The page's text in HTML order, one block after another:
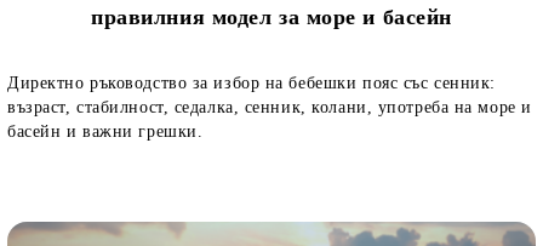
правилния модел за море и басейн
Директно ръководство за избор на бебешки пояс със сенник:
възраст, стабилност, седалка, сенник, колани, употреба на море и
басейн и важни грешки.